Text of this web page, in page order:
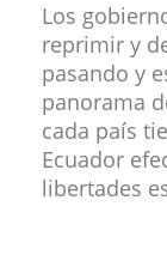
Los
reprimir y
pasando y
panorama
cada país
Ecuador
libertades